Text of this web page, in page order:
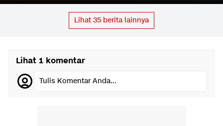
Lihat 35 berita lainnya
Lihat 1 komentar
Tulis Komentar Anda...